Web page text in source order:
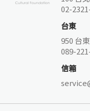
02-
台東
950 台
089-
信箱